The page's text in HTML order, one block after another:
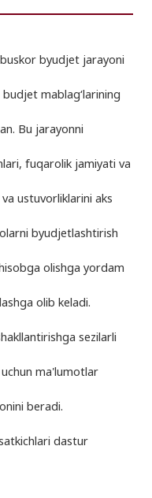
byudjet jarayoni
mablag‘larining
Bu jarayonni
fuqarolik jamiyati va
ustuvorliklarini aks
byudjetlashtirish
olishga yordam
olib keladi.
sezilarli
ma'lumotlar
beradi.
dastur